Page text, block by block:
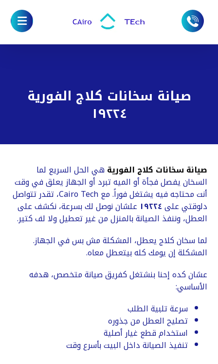
صيانة سخانات كلاج الفورية
١٩٢٢٤
صيانة سخانات كلاج الفورية هي الحل السريع لما
السخان يفصل فجأة أو الميه تبرد أو الجهاز يعلق في وقت
أنت محتاجه فيه يشتغل فوراً. مع Cairo Tech، تقدر تتواصل
دلوقتي على١٩٢٢٤ علشان نوصل لك بسرعة، نكشف على
العطل، وننفذ الصيانة بالمنزل من غير تعطيل ولا لف كتير.
لما سخان كلاج يعطل، المشكلة مش بس في الجهاز.
المشكلة إن يومك كله بيتعطل معاه.
عشان كده إحنا بنشتغل كفريق صيانة متخصص، هدفه
الأساسي:
سرعة تلبية الطلب
تصليح العطل من جذوره
استخدام قطع غيار أصلية
تنفيذ الصيانة داخل البيت بأسرع وقت